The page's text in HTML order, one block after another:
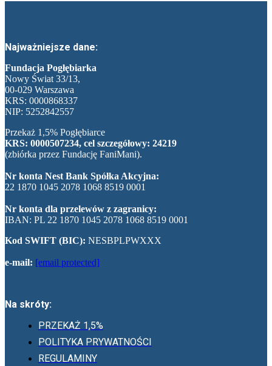
Najważniejsze dane:
Fundacja Pogłębiarka
Nowy Świat 33/13,
00-029 Warszawa
KRS: 0000868337
NIP: 5252842557
Przekaż 1,5% Pogłębiarce
KRS: 0000507234, cel szczegółowy: 24219
(zbiórka przez Fundację FaniMani).
Nr konta Nest Bank Spółka Akcyjna:
22 1870 1045 2078 1068 8519 0001
Nr konta dla przelewów z zagranicy:
IBAN: PL 22 1870 1045 2078 1068 8519 0001
Kod SWIFT (BIC): NESBPLPWXXX
e-mail: [email protected]
Na skróty:
PRZEKAŻ 1,5%
POLITYKA PRYWATNOŚCI
REGULAMINY